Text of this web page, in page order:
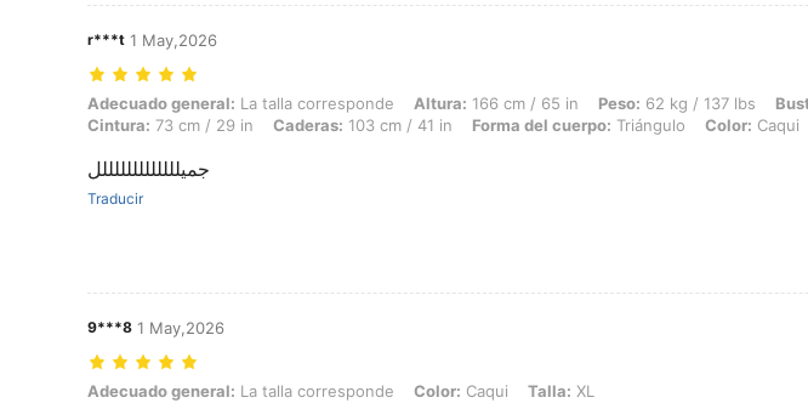
r***t 1 May,2026
Adecuado general: La talla corresponde, Altura: 166 cm / 65 in, Peso: 62 kg / 137 lbs, Busto: 92 cm / 36
Adecuado general: La talla corresponde Altura: 166 cm / 65 in Peso: 62 kg / 137 lbs
Cintura: 73 cm / 29 in Caderas: 103 cm / 41 in Forma del cuerpo: Triángulo Color: Caqui
جميلللللللللللللل
Traducir
9***8 1 May,2026
Adecuado general: La talla corresponde, Color: Caqui, Talla: XL
Adecuado general: La talla corresponde Color: Caqui Talla: XL